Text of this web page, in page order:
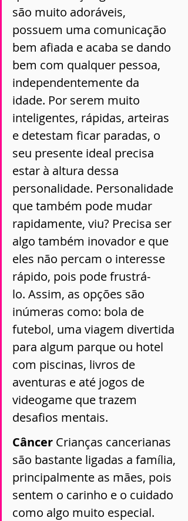
são muito adoráveis,
possuem uma comunicação
bem afiada e acaba se dando
bem com qualquer pessoa,
independentemente da
idade. Por serem muito
inteligentes, rápidas, arteiras
e detestam ficar paradas, o
seu presente ideal precisa
estar à altura dessa
personalidade. Personalidade
que também pode mudar
rapidamente, viu? Precisa ser
algo também inovador e que
eles não percam o interesse
rápido, pois pode frustrá-
lo. Assim, as opções são
inúmeras como: bola de
futebol, uma viagem divertida
para algum parque ou hotel
com piscinas, livros de
aventuras e até jogos de
videogame que trazem
desafios mentais.
Câncer Crianças cancerianas
são bastante ligadas a família,
principalmente as mães, pois
sentem o carinho e o cuidado
como algo muito especial.